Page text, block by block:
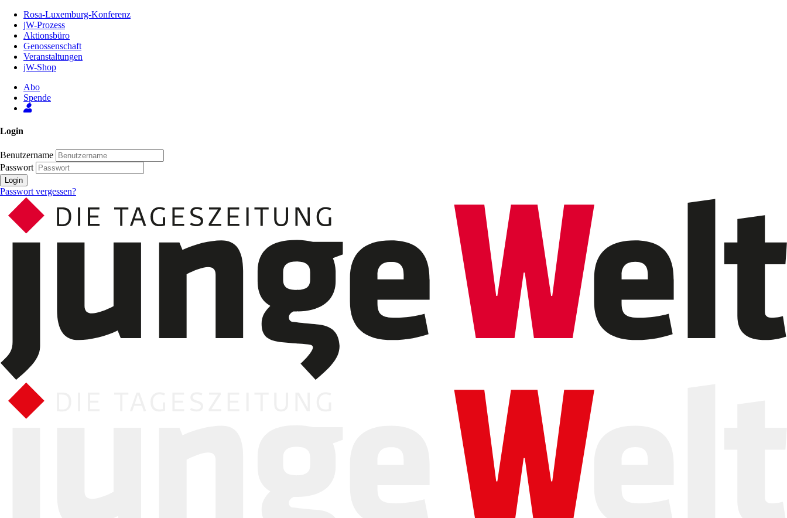
Inhalt
Seite
Rosa-Luxemburg-Konferenz
jW-Prozess
Aktionsbüro
Genossenschaft
Veranstaltungen
jW-Shop
Abo
Spende
Login
Benutzername
Passwort
Login
Passwort vergessen?